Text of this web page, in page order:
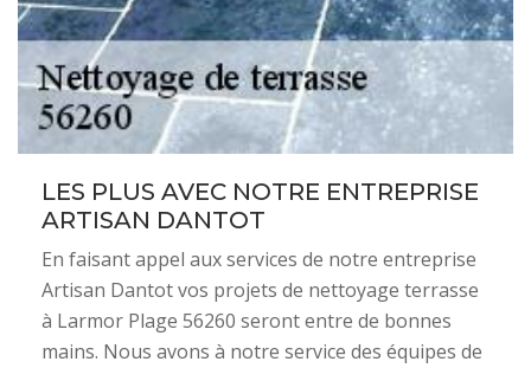
LES PLUS AVEC NOTRE ENTREPRISE
ARTISAN DANTOT
En faisant appel aux services de notre entreprise
Artisan Dantot vos projets de nettoyage terrasse
à Larmor Plage 56260 seront entre de bonnes
mains. Nous avons à notre service des équipes de